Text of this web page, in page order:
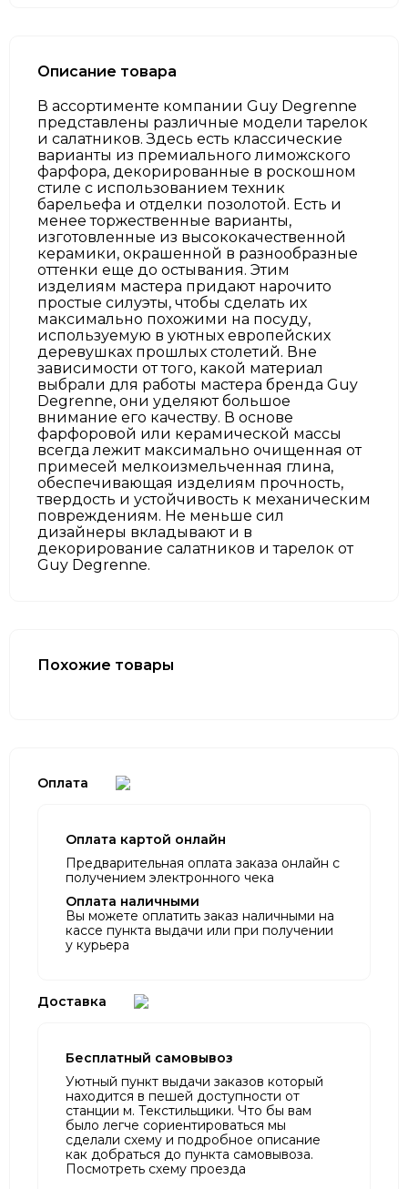
Описание товара
В ассортименте компании Guy Degrenne
представлены различные модели тарелок
и салатников. Здесь есть классические
варианты из премиального лиможского
фарфора, декорированные в роскошном
стиле с использованием техник
барельефа и отделки позолотой. Есть и
менее торжественные варианты,
изготовленные из высококачественной
керамики, окрашенной в разнообразные
оттенки еще до остывания. Этим
изделиям мастера придают нарочито
простые силуэты, чтобы сделать их
максимально похожими на посуду,
используемую в уютных европейских
деревушках прошлых столетий. Вне
зависимости от того, какой материал
выбрали для работы мастера бренда Guy
Degrenne, они уделяют большое
внимание его качеству. В основе
фарфоровой или керамической массы
всегда лежит максимально очищенная от
примесей мелкоизмельченная глина,
обеспечивающая изделиям прочность,
твердость и устойчивость к механическим
повреждениям. Не меньше сил
дизайнеры вкладывают и в
декорирование салатников и тарелок от
Guy Degrenne.
Похожие товары
Оплата
Оплата картой онлайн
Предварительная оплата заказа онлайн с
получением электронного чека
Оплата наличными
Вы можете оплатить заказ наличными на
кассе пункта выдачи или при получении
у курьера
Доставка
Бесплатный самовывоз
Уютный пункт выдачи заказов который
находится в пешей доступности от
станции м. Текстильщики. Что бы вам
было легче сориентироваться мы
сделали схему и подробное описание
как добраться до пункта самовывоза.
Посмотреть схему проезда